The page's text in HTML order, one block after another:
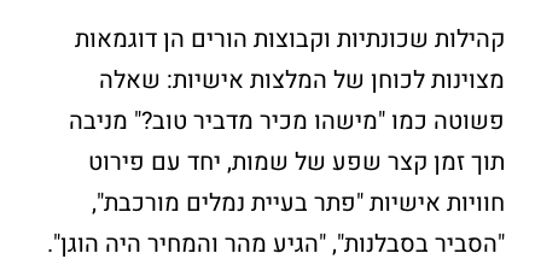
קהילות שכונתיות וקבוצות הורים הן דוגמאות
מצוינות לכוחן של המלצות אישיות: שאלה
פשוטה כמו "מישהו מכיר מדביר טוב?" מניבה
תוך זמן קצר שפע של שמות, יחד עם פירוט
חוויות אישיות "פתר בעיית נמלים מורכבת",
"הסביר בסבלנות", "הגיע מהר והמחיר היה הוגן".